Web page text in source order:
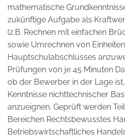
mathematische
zukünftige Aufgabe als
(z.B. Rechnen mit einfachen
sowie Umrechnen von
Hauptschulabschlusses
Prüfungen von je 45 Minuten
ob der Bewerber in der Lage
Kenntnisse nichttechnischer
anzueignen. Geprüft werden
Bereichen Rechtsbewusstes
Betriebswirtschaftliches